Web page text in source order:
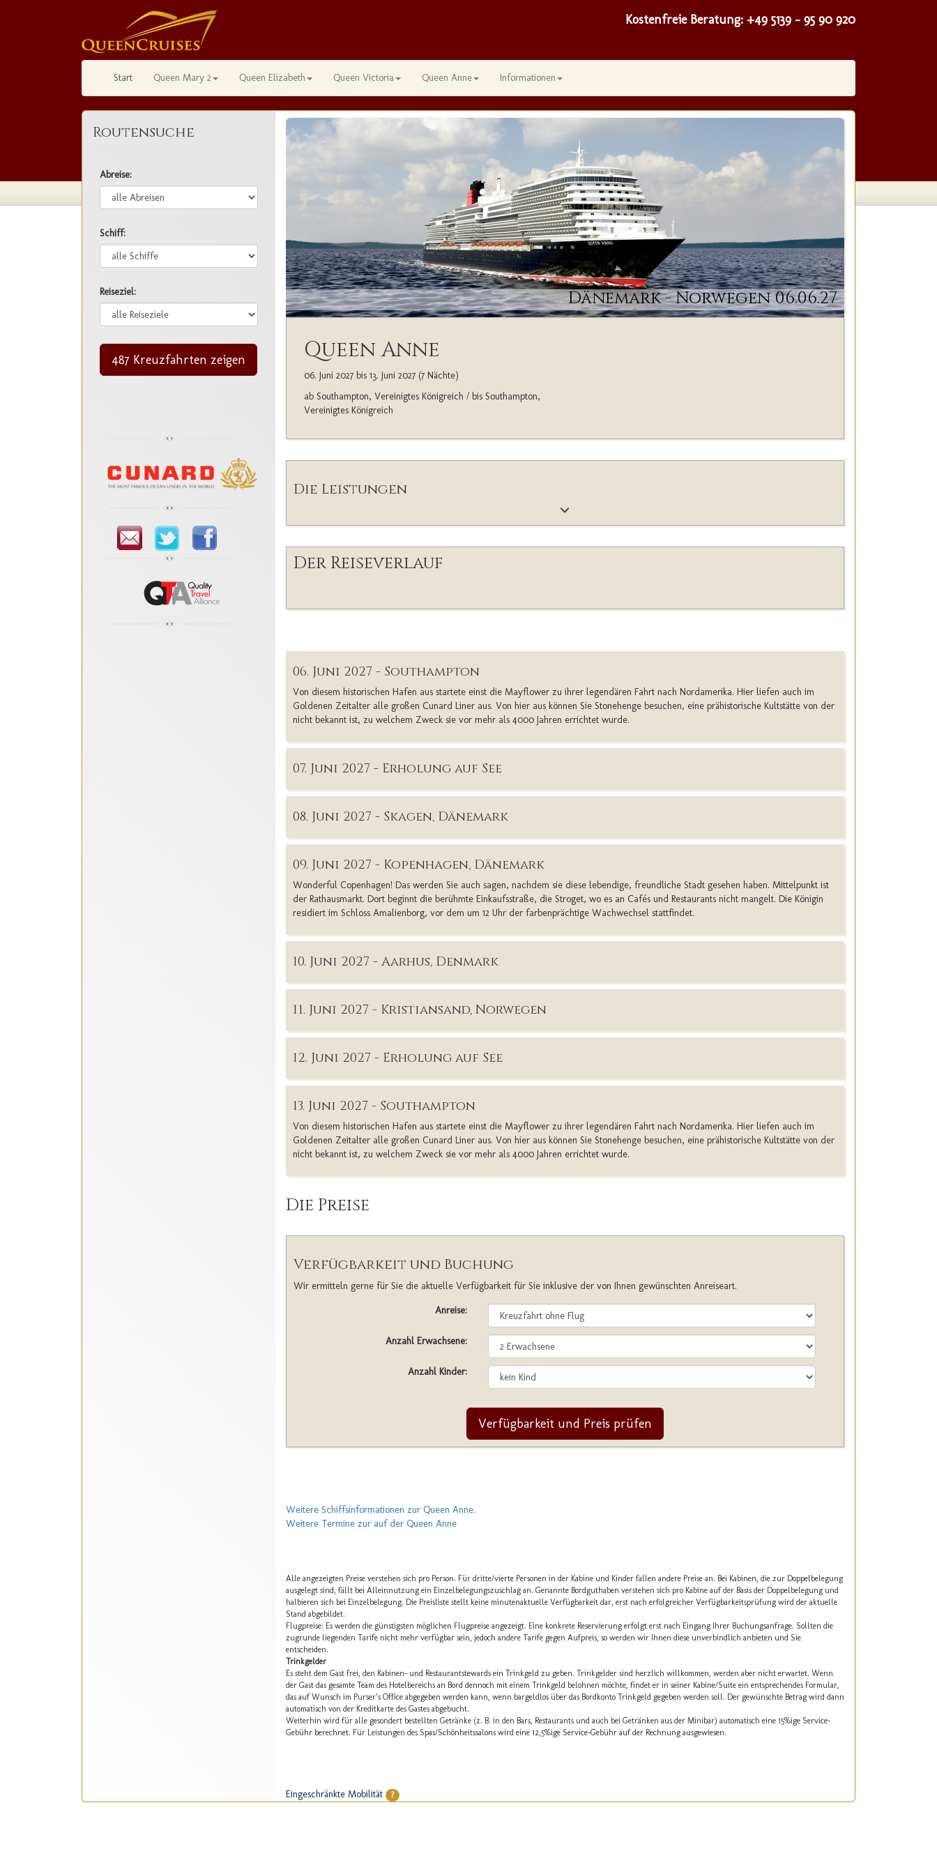
Kostenfreie Beratung: +49 5139 - 95 90 920
Start Queen Mary 2 Queen Elizabeth Queen Victoria Queen Anne Informationen
Routensuche
Abreise:
Schiff:
Reiseziel:
487 Kreuzfahrten zeigen
Dänemark - Norwegen 06.06.27
Queen Anne
06. Juni 2027 bis 13. Juni 2027 (7 Nächte)
ab Southampton, Vereinigtes Königreich / bis Southampton,
Vereinigtes Königreich
Die Leistungen
Der Reiseverlauf
06. Juni 2027 - Southampton
Von diesem historischen Hafen aus startete einst die Mayflower zu ihrer legendären Fahrt nach Nordamerika. Hier liefen auch im
Goldenen Zeitalter alle großen Cunard Liner aus. Von hier aus können Sie Stonehenge besuchen, eine prähistorische Kultstätte von der
nicht bekannt ist, zu welchem Zweck sie vor mehr als 4000 Jahren errichtet wurde.
07. Juni 2027 - Erholung auf See
08. Juni 2027 - Skagen, Dänemark
09. Juni 2027 - Kopenhagen, Dänemark
Wonderful Copenhagen! Das werden Sie auch sagen, nachdem sie diese lebendige, freundliche Stadt gesehen haben. Mittelpunkt ist
der Rathausmarkt. Dort beginnt die berühmte Einkaufsstraße, die Stroget, wo es an Cafés und Restaurants nicht mangelt. Die Königin
residiert im Schloss Amalienborg, vor dem um 12 Uhr der farbenprächtige Wachwechsel stattfindet.
10. Juni 2027 - Aarhus, Denmark
11. Juni 2027 - Kristiansand, Norwegen
12. Juni 2027 - Erholung auf See
13. Juni 2027 - Southampton
Von diesem historischen Hafen aus startete einst die Mayflower zu ihrer legendären Fahrt nach Nordamerika. Hier liefen auch im
Goldenen Zeitalter alle großen Cunard Liner aus. Von hier aus können Sie Stonehenge besuchen, eine prähistorische Kultstätte von der
nicht bekannt ist, zu welchem Zweck sie vor mehr als 4000 Jahren errichtet wurde.
Die Preise
Verfügbarkeit und Buchung
Wir ermitteln gerne für Sie die aktuelle Verfügbarkeit für Sie inklusive der von Ihnen gewünschten Anreiseart.
Anreise:
Anzahl Erwachsene:
Anzahl Kinder:
Verfügbarkeit und Preis prüfen
Weitere Schiffsinformationen zur Queen Anne.
Weitere Termine zur auf der Queen Anne
Alle angezeigten Preise verstehen sich pro Person. Für dritte/vierte Personen in der Kabine und Kinder fallen andere Preise an. Bei Kabinen, die zur Doppelbelegung
ausgelegt sind, fällt bei Alleinnutzung ein Einzelbelegungszuschlag an. Genannte Bordguthaben verstehen sich pro Kabine auf der Basis der Doppelbelegung und
halbieren sich bei Einzelbelegung. Die Preisliste stellt keine minutenaktuelle Verfügbarkeit dar, erst nach erfolgreicher Verfügbarkeitsprüfung wird der aktuelle
Stand abgebildet.
Flugpreise: Es werden die günstigsten möglichen Flugpreise angezeigt. Eine konkrete Reservierung erfolgt erst nach Eingang Ihrer Buchungsanfrage. Sollten die
zugrunde liegenden Tarife nicht mehr verfügbar sein, jedoch andere Tarife gegen Aufpreis, so werden wir Ihnen diese unverbindlich anbieten und Sie
entscheiden.
Trinkgelder
Es steht dem Gast frei, den Kabinen- und Restaurantstewards ein Trinkgeld zu geben. Trinkgelder sind herzlich willkommen, werden aber nicht erwartet. Wenn
der Gast das gesamte Team des Hotelbereichs an Bord dennoch mit einem Trinkgeld belohnen möchte, findet er in seiner Kabine/Suite ein entsprechendes Formular,
das auf Wunsch im Purser’s Office abgegeben werden kann, wenn bargeldlos über das Bordkonto Trinkgeld gegeben werden soll. Der gewünschte Betrag wird dann
automatisch von der Kreditkarte des Gastes abgebucht.
Weiterhin wird für alle gesondert bestellten Getränke (z. B. in den Bars, Restaurants und auch bei Getränken aus der Minibar) automatisch eine 15%ige Service-
Gebühr berechnet. Für Leistungen des Spas/Schönheitssalons wird eine 12,5%ige Service-Gebühr auf der Rechnung ausgewiesen.
Eingeschränkte Mobilität ?